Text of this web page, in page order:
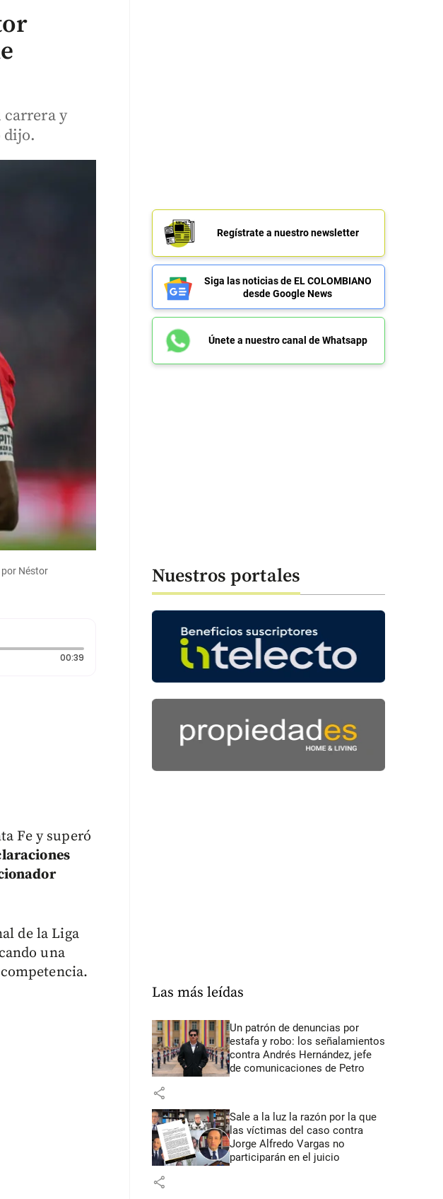
carrera y
dijo.
por Néstor
00:39Duración: 39 segundos
Fe y superó
de la Liga
una
Regístrate a nuestro newsletter
Siga las noticias de EL COLOMBIANO
desde Google News
Únete a nuestro canal de Whatsapp
Nuestros portales
Las más leídas
Un patrón de denuncias por
estafa y robo: los señalamientos
contra Andrés Hernández, jefe
de comunicaciones de Petro
share
Sale a la luz la razón por la que
las víctimas del caso contra
Jorge Alfredo Vargas no
participarán en el juicio
share